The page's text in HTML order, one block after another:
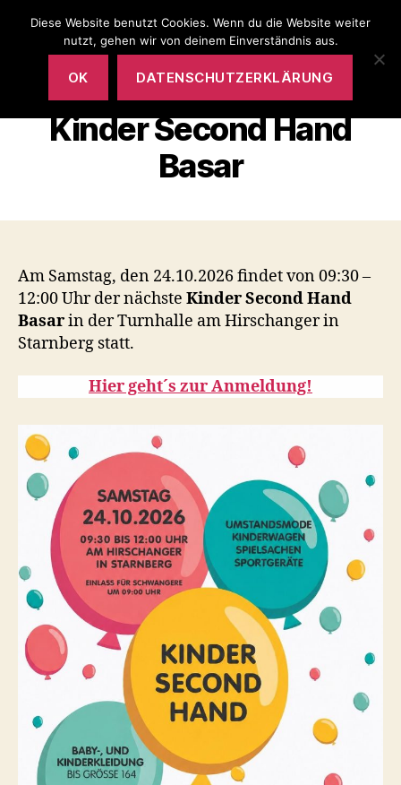
Förderverein
Menü
Kinder Second Hand
Basar
Am Samstag, den 24.10.2026 findet von 09:30 –
12:00 Uhr der nächste Kinder Second Hand
Basarin der Turnhalle am Hirschanger in
Starnberg statt.
Hier geht´s zur Anmeldung!
Diese Website benutzt Cookies. Wenn du die Website weiter
nutzt, gehen wir von deinem Einverständnis aus.
OK DATENSCHUTZERKLÄRUNG